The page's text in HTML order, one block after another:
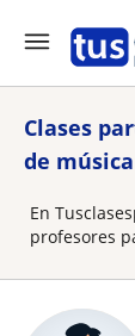
Clases
de
En
profesores